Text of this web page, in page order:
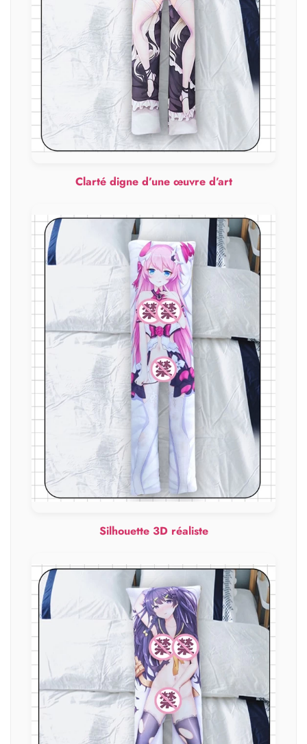
Clarté digne d’une œuvre d’art
Silhouette 3D réaliste